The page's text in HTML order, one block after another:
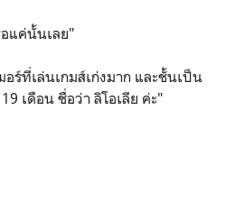
แค่นั้นเลย"
ร์ที่เล่นเกมส์เก่งมาก และชั้นเป็น
เดือน ชื่อว่า ลิโอเลีย ค่ะ"